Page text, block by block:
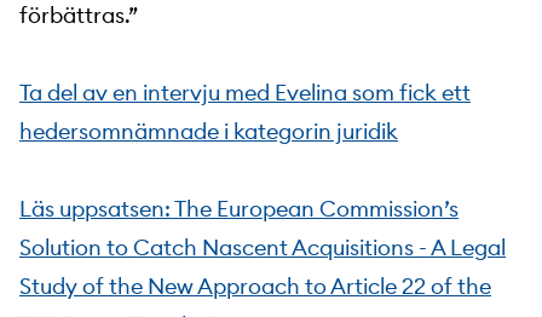
förbättras.”
Ta del av en intervju med Evelina som fick ett
hedersomnämnade i kategorin juridik
Läs uppsatsen: The European Commission’s
Solution to Catch Nascent Acquisitions - A Legal
Study of the New Approach to Article 22 of the